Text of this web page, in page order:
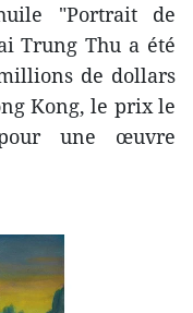
"Portrait de
Trung Thu a été
de dollars
Kong, le prix le
une œuvre